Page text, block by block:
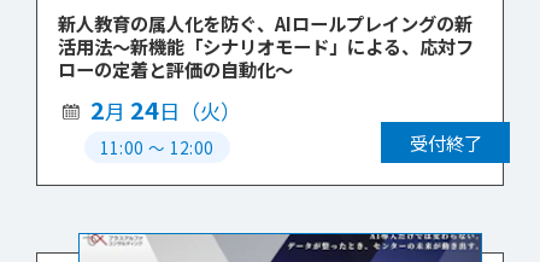
新人教育の属人化を防ぐ、AIロールプレイングの新
活用法～新機能「シナリオモード」による、応対フ
ローの定着と評価の自動化～
2月 24日（火）
11:00〜 12:00 受付終了